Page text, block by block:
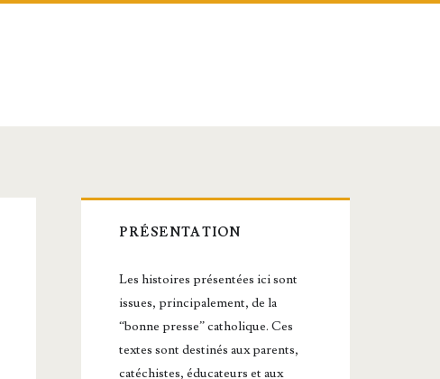
Barre
latérale
principale
PRÉSENTATION
Les histoires présentées ici sont
issues, principalement, de la
“bonne presse” catholique. Ces
textes sont destinés aux parents,
catéchistes, éducateurs et aux